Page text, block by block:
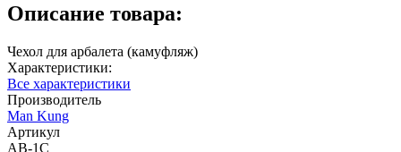
Описание товара:
Чехол для арбалета (камуфляж)
Характеристики:
Все характеристики
Производитель
Man Kung
Артикул
AB-1C